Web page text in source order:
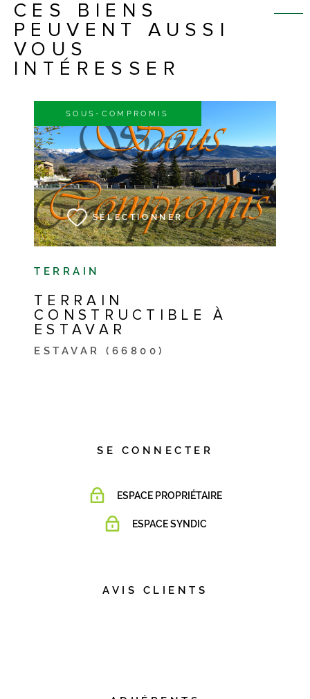
CES BIENS
PEUVENT AUSSI
VOUS
INTÉRESSER
TERRAIN
TERRAIN
CONSTRUCTIBLE À
ESTAVAR
ESTAVAR (66800)
SOUS-COMPROMIS
SÉLECTIONNER
VOIR LE BIEN
SE CONNECTER
ESPACE PROPRIÉTAIRE
ESPACE SYNDIC
AVIS CLIENTS